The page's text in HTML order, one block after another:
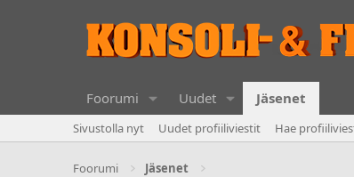
Foorumi Uudet Jäsenet
Sivustolla nyt Uudet profiiliviestit Hae
Foorumi Jäsenet